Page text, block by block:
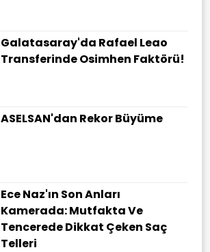
Galatasaray'da Rafael Leao
Transferinde Osimhen Faktörü!
ASELSAN'dan Rekor Büyüme
Ece Naz'ın Son Anları
Kamerada: Mutfakta Ve
Tencerede Dikkat Çeken Saç
Telleri